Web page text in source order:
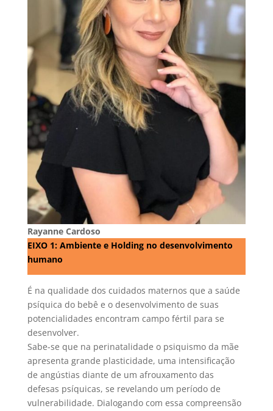
Rayanne Cardoso
EIXO 1: Ambiente e Holding no desenvolvimento
humano
É na qualidade dos cuidados maternos que a saúde
psíquica do bebê e o desenvolvimento de suas
potencialidades encontram campo fértil para se
desenvolver.
Sabe-se que na perinatalidade o psiquismo da mãe
apresenta grande plasticidade, uma intensificação
de angústias diante de um afrouxamento das
defesas psíquicas, se revelando um período de
vulnerabilidade. Dialogando com essa compreensão